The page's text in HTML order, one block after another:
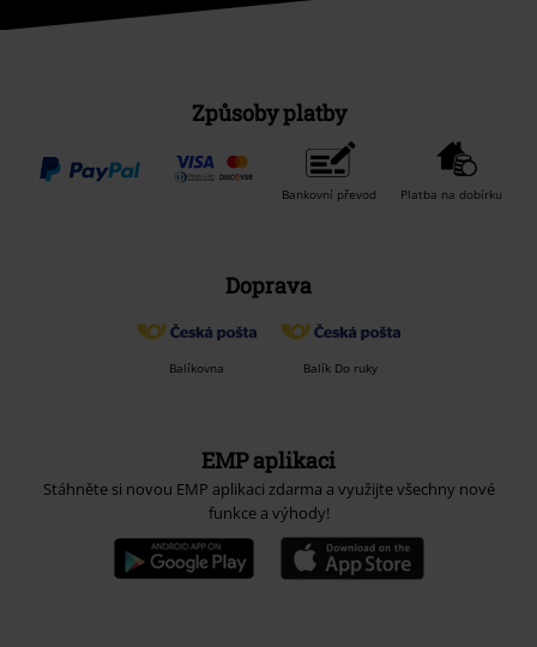
Způsoby platby
Bankovní převod Platba na dobírku
Doprava
Balíkovna Balík Do ruky
EMP aplikaci
Stáhněte si novou EMP aplikaci zdarma a využijte všechny nové
funkce a výhody!